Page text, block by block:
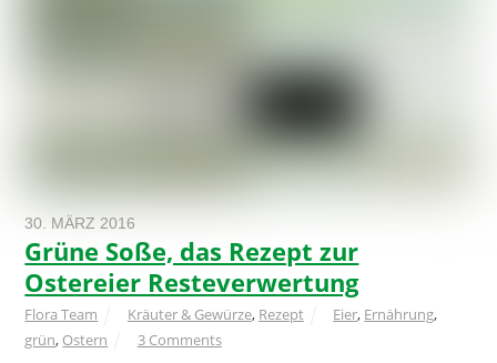
30. MÄRZ 2016
Grüne Soße, das Rezept zur
Ostereier Resteverwertung
Flora Team Kräuter & Gewürze, Rezept Eier, Ernährung,
grün, Ostern 3 Comments